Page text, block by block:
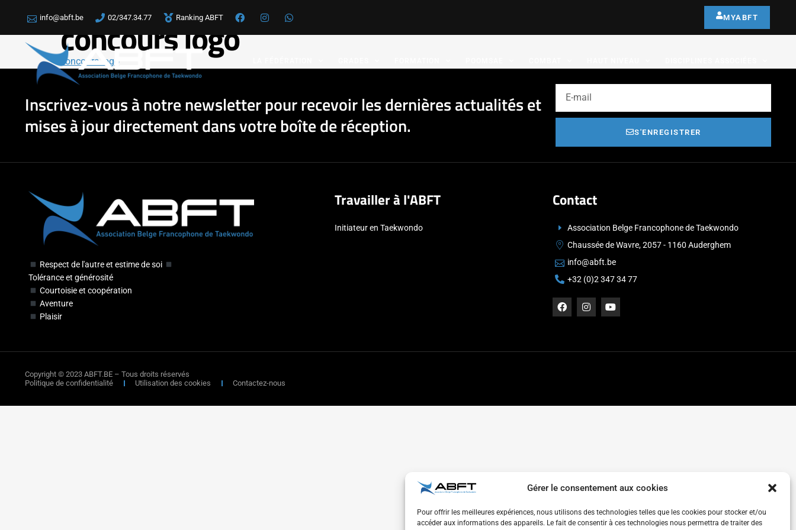
Gérer le consentement aux cookies
Pour offrir les meilleures expériences, nous utilisons des technologies telles que les cookies pour stocker et/ou
accéder aux informations des appareils. Le fait de consentir à ces technologies nous permettra de traiter des
info@abft.be 02/347.34.77 Ranking ABFT MYABFT
concours logo
concours logo
Inscrivez-vous à notre newsletter pour recevoir les dernières actualités et
mises à jour directement dans votre boîte de réception.
S'ENREGISTRER
Respect de l'autre et estime de soi
Tolérance et générosité
Courtoisie et coopération
Aventure
Plaisir
Travailler à l'ABFT
Initiateur en Taekwondo
Contact
Association Belge Francophone de Taekwondo
Chaussée de Wavre, 2057 - 1160 Auderghem
info@abft.be
+32 (0)2 347 34 77
Copyright © 2023 ABFT.BE – Tous droits réservés
Politique de confidentialité
Utilisation des cookies Contactez-nous